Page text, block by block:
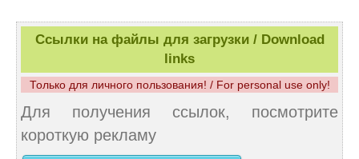
Ссылки на файлы для загрузки / Download
links
Только для личного пользования! / For personal use only!
Для получения ссылок, посмотрите
короткую рекламу